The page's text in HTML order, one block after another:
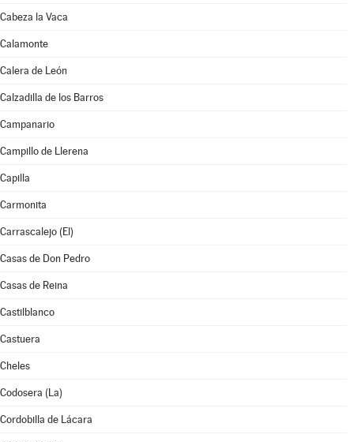
Cabeza la Vaca
Calamonte
Calera de León
Calzadilla de los Barros
Campanario
Campillo de Llerena
Capilla
Carmonita
Carrascalejo (El)
Casas de Don Pedro
Casas de Reina
Castilblanco
Castuera
Cheles
Codosera (La)
Cordobilla de Lácara